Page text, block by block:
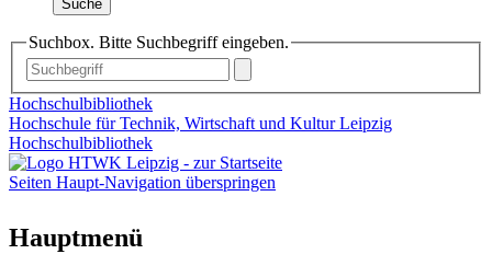
Suche
Suchbox. Bitte Suchbegriff eingeben.
Hochschulbibliothek
Hochschule für Technik, Wirtschaft und Kultur Leipzig
Hochschulbibliothek
Seiten Haupt-Navigation überspringen
Hauptmenü